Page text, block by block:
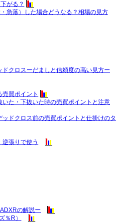
がる？
急落）した場合どうなる？相場の見方
ドクロスーだましと信頼度の高い見方ー
買ポイント
た・下抜いた時の売買ポイントと注意
ドクロス前の売買ポイントと仕掛けのタ
張りで使う
の解説ー
％R）